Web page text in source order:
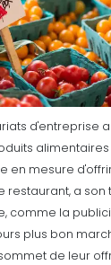
d'entreprise
alimentaires
en mesure
restaurant, a son
comme la
plus bon
de leur